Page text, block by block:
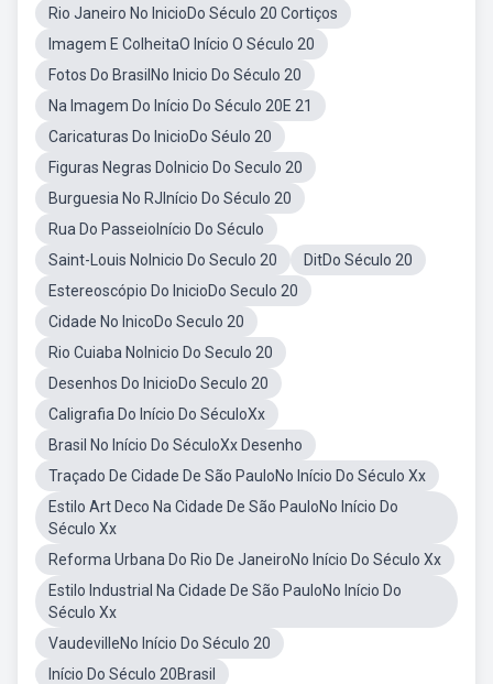
Rio Janeiro No InicioDo Século 20 Cortiços
Imagem E ColheitaO Início O Século 20
Fotos Do BrasilNo Inicio Do Século 20
Na Imagem Do Início Do Século 20E 21
Caricaturas Do InicioDo Séulo 20
Figuras Negras DoInicio Do Seculo 20
Burguesia No RJInício Do Século 20
Rua Do PasseioInício Do Século
Saint-Louis NoInicio Do Seculo 20
DitDo Século 20
Estereoscópio Do InicioDo Seculo 20
Cidade No InicoDo Seculo 20
Rio Cuiaba NoInicio Do Seculo 20
Desenhos Do InicioDo Seculo 20
Caligrafia Do Início Do SéculoXx
Brasil No Início Do SéculoXx Desenho
Traçado De Cidade De São PauloNo Início Do Século Xx
Estilo Art Deco Na Cidade De São PauloNo Início Do
Século Xx
Reforma Urbana Do Rio De JaneiroNo Início Do Século Xx
Estilo Industrial Na Cidade De São PauloNo Início Do
Século Xx
VaudevilleNo Início Do Século 20
Início Do Século 20Brasil